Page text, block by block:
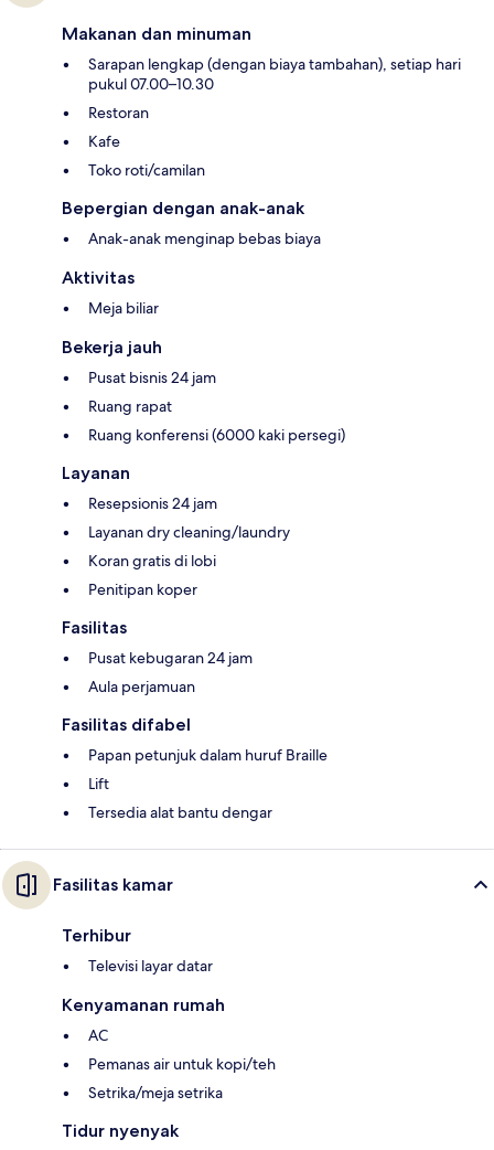
Makanan dan minuman
Sarapan lengkap (dengan biaya tambahan), setiap hari
pukul 07.00–10.30
Restoran
Kafe
Toko roti/camilan
Bepergian dengan anak-anak
Anak-anak menginap bebas biaya
Aktivitas
Meja biliar
Bekerja jauh
Pusat bisnis 24 jam
Ruang rapat
Ruang konferensi (6000 kaki persegi)
Layanan
Resepsionis 24 jam
Layanan dry cleaning/laundry
Koran gratis di lobi
Penitipan koper
Fasilitas
Pusat kebugaran 24 jam
Aula perjamuan
Fasilitas difabel
Papan petunjuk dalam huruf Braille
Lift
Tersedia alat bantu dengar
Fasilitas kamar
Terhibur
Televisi layar datar
Kenyamanan rumah
AC
Pemanas air untuk kopi/teh
Setrika/meja setrika
Tidur nyenyak